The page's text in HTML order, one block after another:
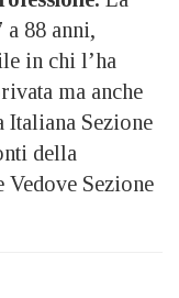
a 88 anni,
in chi l’ha
ma anche
Italiana Sezione
della
Vedove Sezione